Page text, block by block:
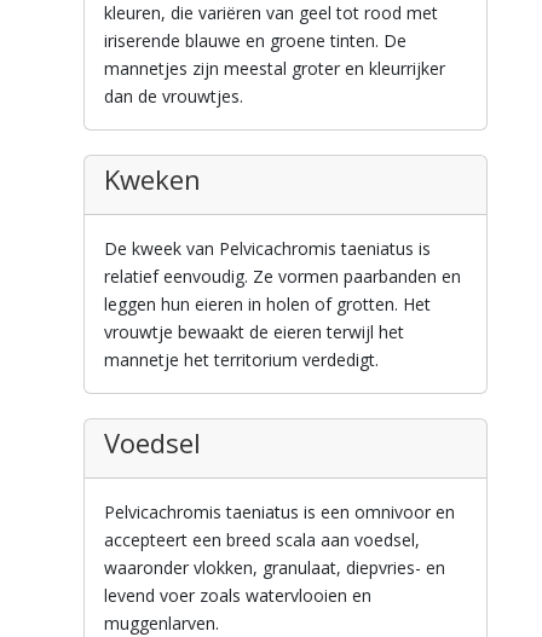
kleuren, die variëren van geel tot rood met
iriserende blauwe en groene tinten. De
mannetjes zijn meestal groter en kleurrijker
dan de vrouwtjes.
Kweken
De kweek van Pelvicachromis taeniatus is
relatief eenvoudig. Ze vormen paarbanden en
leggen hun eieren in holen of grotten. Het
vrouwtje bewaakt de eieren terwijl het
mannetje het territorium verdedigt.
Voedsel
Pelvicachromis taeniatus is een omnivoor en
accepteert een breed scala aan voedsel,
waaronder vlokken, granulaat, diepvries- en
levend voer zoals watervlooien en
muggenlarven.